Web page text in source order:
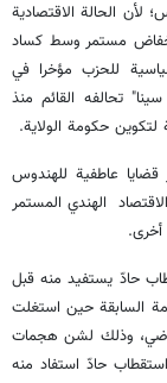
الحالة الاقتصادية
مستمر وسط كساد
للحزب مؤخرا في
تحالفه القائم منذ
حكومة الولاية.
عاطفية للهندوس
الهندي المستمر
حادّ يستفيد منه قبل
السابقة حين استغلت
وذلك لشن هجمات
حادّ استفاد منه